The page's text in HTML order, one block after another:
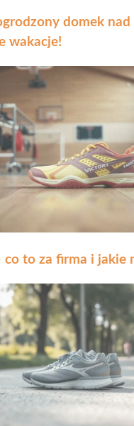
domek nad
wakacje!
to za firma i jakie